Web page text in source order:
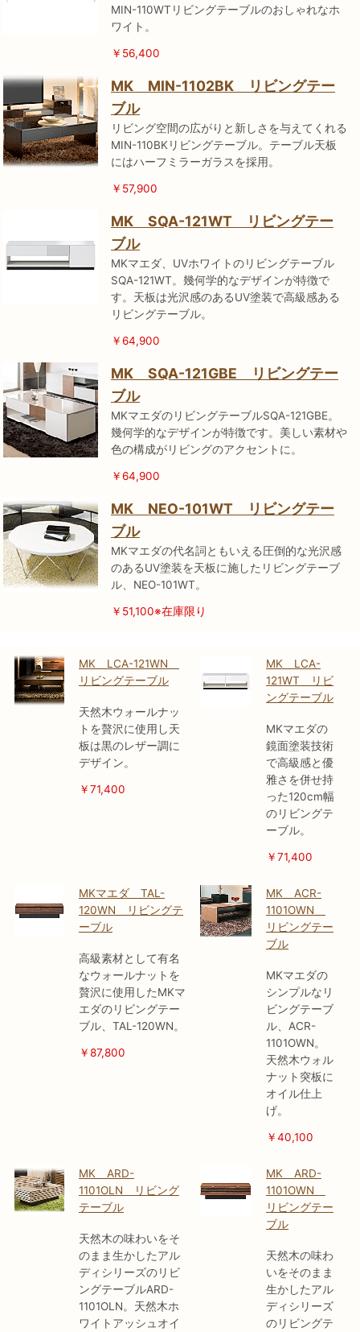
MIN-110WTリビングテーブルのおしゃれなホ
ワイト。
￥56,400
MK MIN-1102BK リビングテー
ブル
リビング空間の広がりと新しさを与えてくれる
MIN-110BKリビングテーブル。テーブル天板
にはハーフミラーガラスを採用。
￥57,900
MK SQA-121WT リビングテー
ブル
MKマエダ、UVホワイトのリビングテーブル
SQA-121WT。幾何学的なデザインが特徴で
す。天板は光沢感のあるUV塗装で高級感ある
リビングテーブル。
￥64,900
MK SQA-121GBE リビングテー
ブル
MKマエダのリビングテーブルSQA-121GBE。
幾何学的なデザインが特徴です。美しい素材や
色の構成がリビングのアクセントに。
￥64,900
MK NEO-101WT リビングテー
ブル
MKマエダの代名詞ともいえる圧倒的な光沢感
のあるUV塗装を天板に施したリビングテーブ
ル、NEO-101WT。
￥51,100※在庫限り
MK LCA-121WN
リビングテーブル
天然木ウォールナッ
トを贅沢に使用し天
板は黒のレザー調に
デザイン。
￥71,400
MK LCA-
121WT リビ
ングテーブル
MKマエダの
鏡面塗装技術
で高級感と優
雅さを併せ持
った120cm幅
のリビングテ
ーブル。
￥71,400
MKマエダ TAL-
120WN リビングテ
ーブル
高級素材として有名
なウォールナットを
贅沢に使用したMKマ
エダのリビングテー
ブル、TAL-120WN。
￥87,800
MK ACR-
1101OWN
リビングテー
ブル
MKマエダの
シンプルなリ
ビングテーブ
ル、ACR-
1101OWN。
天然木ウォル
ナット突板に
オイル仕上
げ。
￥40,100
MK ARD-
1101OLN リビング
テーブル
天然木の味わいをそ
のまま生かしたアル
ディシリーズのリビ
ングテーブルARD-
1101OLN。天然木ホ
ワイトアッシュオイ
MK ARD-
1101OWN
リビングテー
ブル
天然木の味わ
いをそのまま
生かしたアル
ディシリーズ
のリビングテ